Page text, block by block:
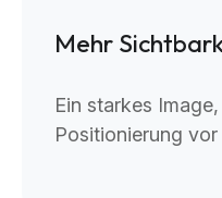
Mehr
Ein starkes
Positionierung